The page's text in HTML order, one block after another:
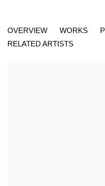
KETABI BOURDET - 22,
OVERVIEW WORKS
RELATED ARTISTS